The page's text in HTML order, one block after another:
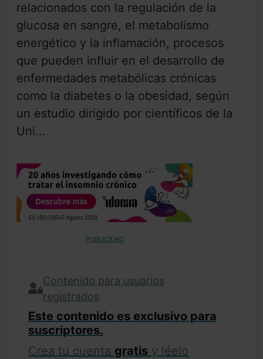
relacionados con la regulación de la
glucosa en sangre, el metabolismo
energético y la inflamación, procesos
que pueden influir en el desarrollo de
enfermedades metabólicas crónicas
como la diabetes o la obesidad, según
un estudio dirigido por científicos de la
Uni...
PUBLICIDAD
Contenido para usuarios
registrados
Este contenido es exclusivo para
suscriptores.
Crea tu cuenta gratis y léelo